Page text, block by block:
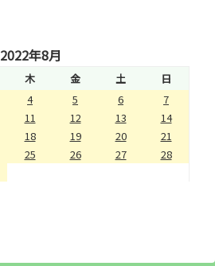
2022年8月
木 金 土
日
4 5 6
7
11 12 13
14
18 19 20
21
25 26 27
28